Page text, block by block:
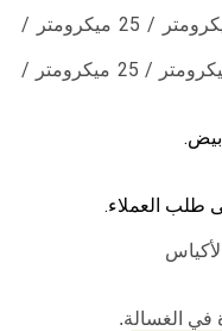
20 ميكرومتر / 25 ميكرومتر /
20 ميكرومتر / 25 ميكرومتر /
طلب العملاء.